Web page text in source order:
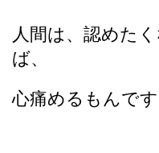
人間は、認めた
ば、
心痛めるもんです